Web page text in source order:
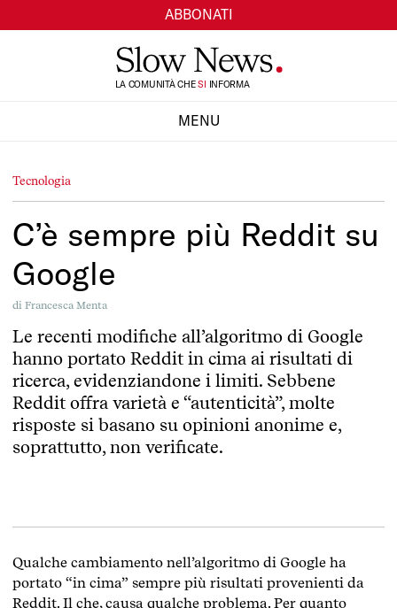
ABBONATI
LA COMUNITÀ CHE
TI
SI INFORMA
MENU
Tecnologia
C’è sempre più Reddit su
Google
di Francesca Menta
Le recenti modifiche all’algoritmo di Google
hanno portato Reddit in cima ai risultati di
ricerca, evidenziandone i limiti. Sebbene
Reddit offra varietà e “autenticità”, molte
risposte si basano su opinioni anonime e,
soprattutto, non verificate.
Qualche cambiamento nell’algoritmo di Google ha
portato “in cima” sempre più risultati provenienti da
Reddit. Il che, causa qualche problema. Per quanto